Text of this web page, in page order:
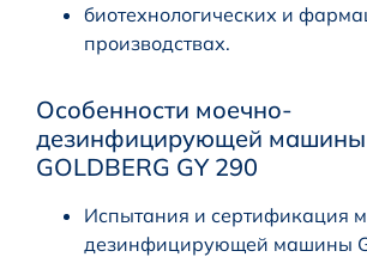
биотехнологических и
производствах.
Особенности моечно-
дезинфицирующей машины
GOLDBERG GY 290
Испытания и сертификация
дезинфицирующей машины